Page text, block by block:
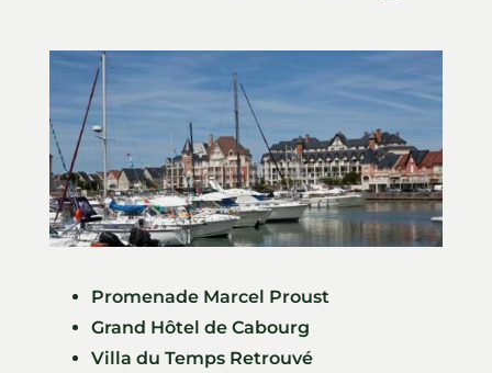
Promenade Marcel Proust
Grand Hôtel de Cabourg
Villa du Temps Retrouvé